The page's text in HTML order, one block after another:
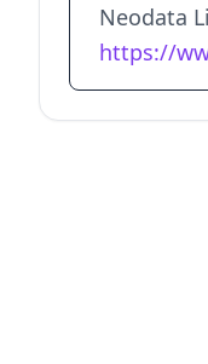
Neodata
https://